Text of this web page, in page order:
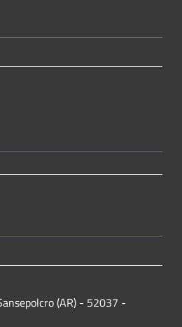
(AR) - 52037 -